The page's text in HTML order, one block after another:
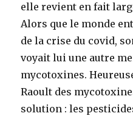
elle revient en fait
Alors que le monde
de la crise du covid,
voyait lui une autre
mycotoxines.
Raoult des
solution : les